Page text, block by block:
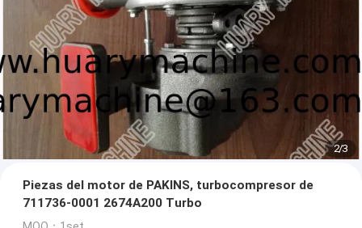
2/3
Piezas del motor de PAKINS, turbocompresor de
711736-0001 2674A200 Turbo